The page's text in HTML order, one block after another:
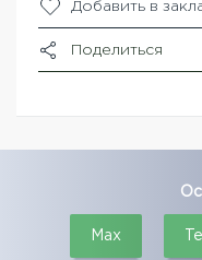
Добавить в
Поделиться
Max